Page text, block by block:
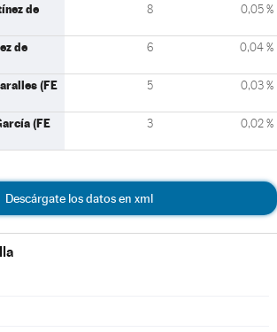
de
8 0,05 %
de
6 0,04 %
(FE
5 0,03 %
(FE
3 0,02 %
Descárgate los datos en xml